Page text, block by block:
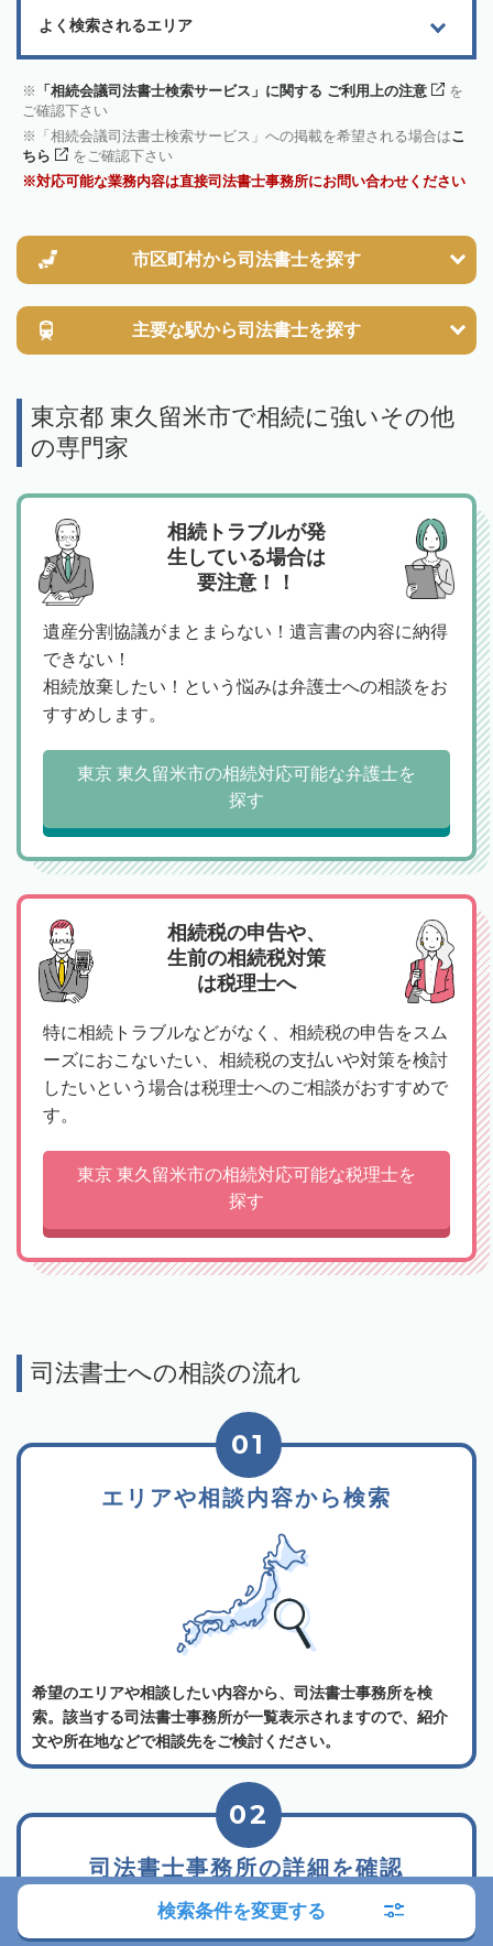
よく検索されるエリア
「相続会議司法書士検索サービス」に関する ご利用上の注意
を
ご確認下さい
「相続会議司法書士検索サービス」への掲載を希望される場合はこ
ちら
をご確認下さい
対応可能な業務内容は直接司法書士事務所にお問い合わせください
市区町村から司法書士を探す
主要な駅から司法書士を探す
東京都 東久留米市で相続に強いその他
の専門家
相続トラブルが発
生している場合は
要注意！！
遺産分割協議がまとまらない！遺言書の内容に納得
できない！
相続放棄したい！という悩みは弁護士への相談をお
すすめします。
東京 東久留米市の相続対応可能な弁護士を
探す
相続税の申告や、
生前の相続税対策
は税理士へ
特に相続トラブルなどがなく、相続税の申告をスム
ーズにおこないたい、相続税の支払いや対策を検討
したいという場合は税理士へのご相談がおすすめで
す。
東京 東久留米市の相続対応可能な税理士を
探す
司法書士への相談の流れ
エリアや相談内容から検索
01
希望のエリアや相談したい内容から、司法書士事務所を検
索。該当する司法書士事務所が一覧表示されますので、紹介
文や所在地などで相談先をご検討ください。
司法書士事務所の詳細を確認
02
検索条件を変更する